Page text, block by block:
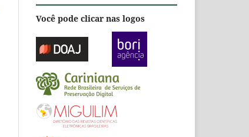
Você pode clicar nas logos